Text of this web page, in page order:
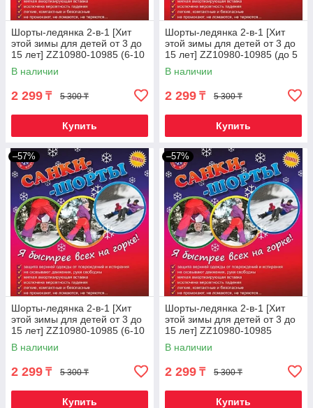
Шорты-ледянка 2-в-1 [Хит
этой зимы для детей от 3 до
15 лет] ZZ10980-10985 (6-10
лет / Красный)
В наличии
2 299 ₸ 5 300 ₸
Купить
Шорты-ледянка 2-в-1 [Хит
этой зимы для детей от 3 до
15 лет] ZZ10980-10985 (до 5
лет / Синий)
В наличии
2 299 ₸ 5 300 ₸
Купить
–57%
Шорты-ледянка 2-в-1 [Хит
этой зимы для детей от 3 до
15 лет] ZZ10980-10985 (6-10
лет / Синий)
В наличии
2 299 ₸ 5 300 ₸
Купить
–57%
Шорты-ледянка 2-в-1 [Хит
этой зимы для детей от 3 до
15 лет] ZZ10980-10985
(старше 11 лет / Красный)
В наличии
2 299 ₸ 5 300 ₸
Купить